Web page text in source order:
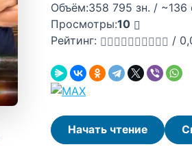
Объём:358 795 зн. / ~136
Просмотры:10
Рейтинг:
/
Начать чтение